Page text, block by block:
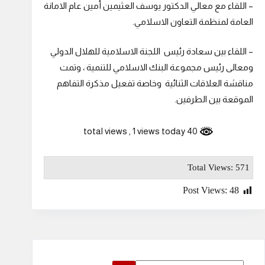
– اللقاء مع معالي الدكتور يوسف العثيمين أمين عام الامانة
العامة لمنظمة التعاون الاسلامي.
– اللقاء بين سعادة رئيس اللجنة الاسلامية للهلال الدولي
ومعالى رئيس مجموعة البنك الاسلامي للتنمية ، وتمت
مناقشة العلاقات الثنائية وخاصة تفعيل مذكرة التفاهم
الموقعة بين الطرفين.
, 1 views today
Total Views: 571
Post Views: 48